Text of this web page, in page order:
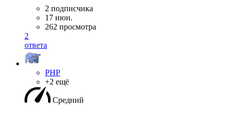
2 подписчика
17 июн.
262 просмотра
2
ответа
PHP
+2 ещё
Средний